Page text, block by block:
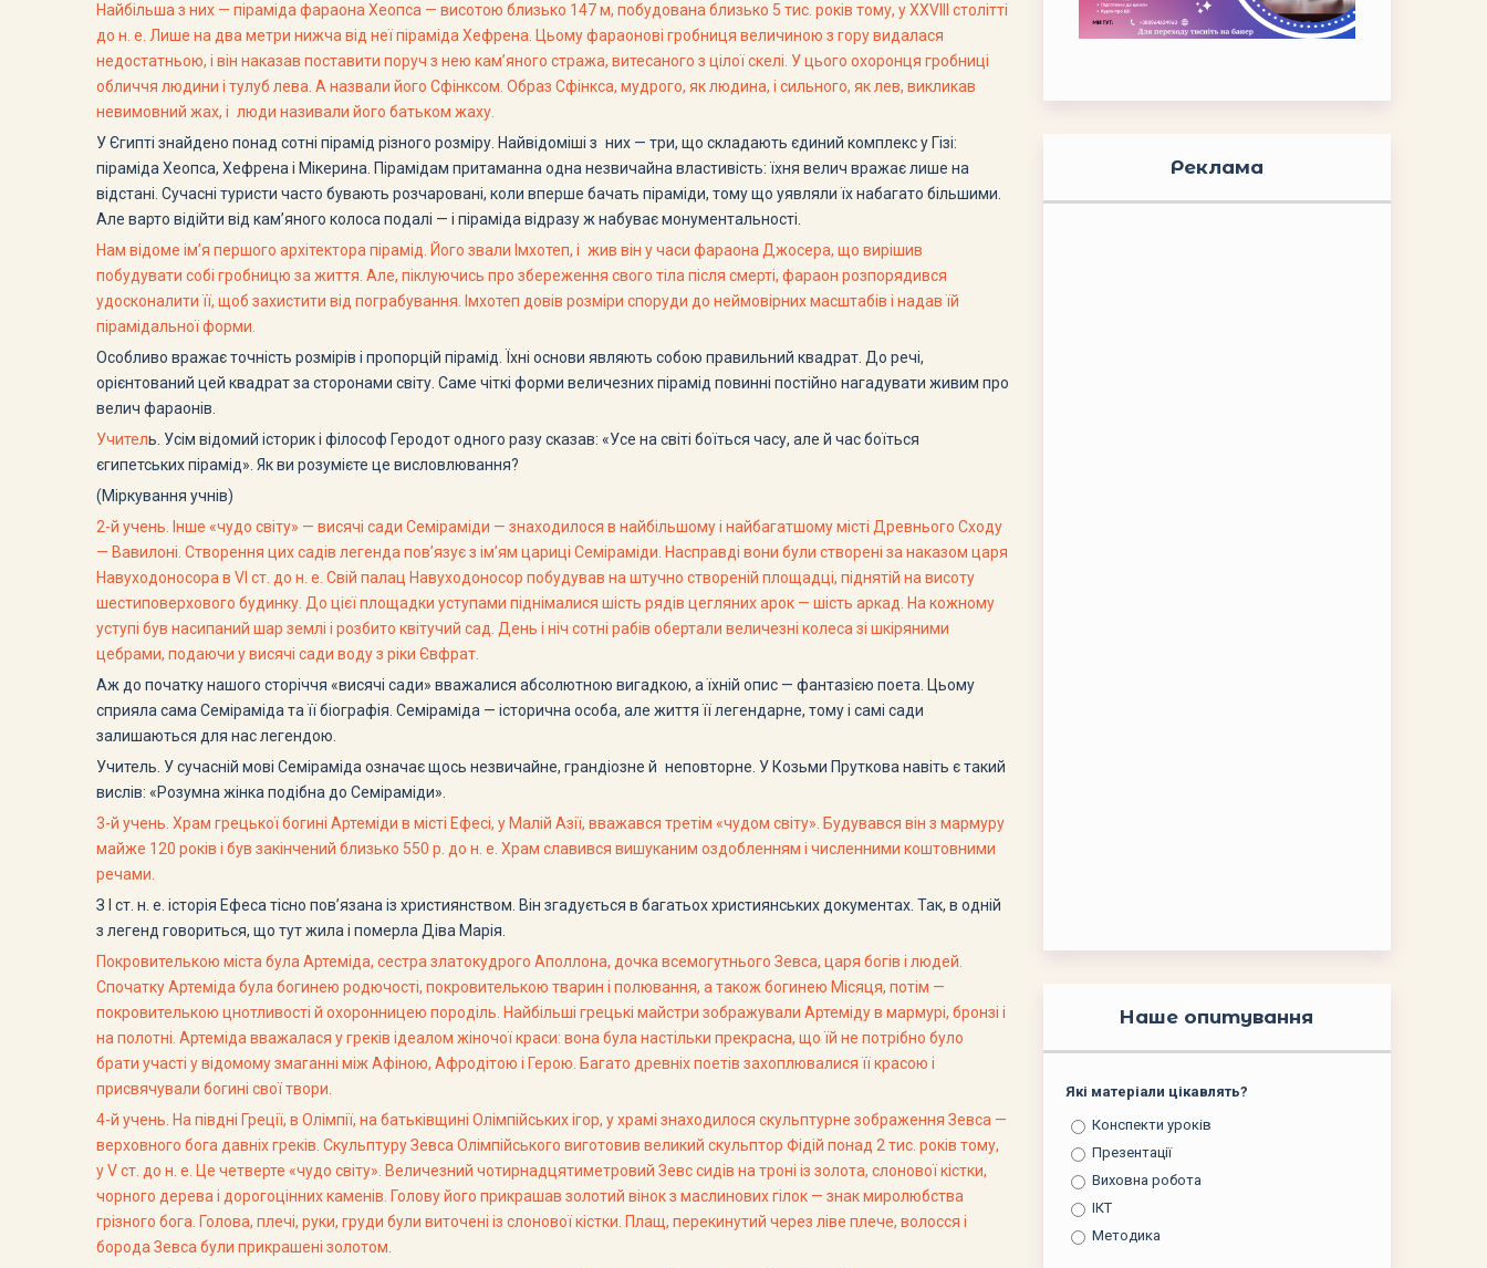
Найбільша з них — піраміда фараона Хеопса — висотою близько 147 м, побудована близько 5 тис. років тому, у ХХVІІІ столітті
до н. е. Лише на два метри нижча від неї піраміда Хефрена. Цьому фараонові гробниця величиною з гору видалася
недостатньою, і він наказав поставити поруч з нею кам’яного стража, витесаного з цілої скелі. У цього охоронця гробниці
обличчя людини і тулуб лева. А назвали його Сфінксом. Образ Сфінкса, мудрого, як людина, і сильного, як лев, викликав
невимовний жах, і люди називали його батьком жаху.
У Єгипті знайдено понад сотні пірамід різного розміру. Найвідоміші з них — три, що складають єдиний комплекс у Гізі:
піраміда Хеопса, Хефрена і Мікерина. Пірамідам притаманна одна незвичайна властивість: їхня велич вражає лише на
відстані. Сучасні туристи часто бувають розчаровані, коли вперше бачать піраміди, тому що уявляли їх набагато більшими.
Але варто відійти від кам’яного колоса подалі — і піраміда відразу ж набуває монументальності.
Нам відоме ім’я першого архітектора пірамід. Його звали Імхотеп, і жив він у часи фараона Джосера, що вирішив
побудувати собі гробницю за життя. Але, піклуючись про збереження свого тіла після смерті, фараон розпорядився
удосконалити її, щоб захистити від пограбування. Імхотеп довів розміри споруди до неймовірних масштабів і надав їй
пірамідальної форми.
Особливо вражає точність розмірів і пропорцій пірамід. Їхні основи являють собою правильний квадрат. До речі,
орієнтований цей квадрат за сторонами світу. Саме чіткі форми величезних пірамід повинні постійно нагадувати живим про
велич фараонів.
Учитель. Усім відомий історик і філософ Геродот одного разу сказав: «Усе на світі боїться часу, але й час боїться
єгипетських пірамід». Як ви розумієте це висловлювання?
(Міркування учнів)
2-й учень. Інше «чудо світу» — висячі сади Семіраміди — знаходилося в найбільшому і найбагатшому місті Древнього Сходу
— Вавилоні. Створення цих садів легенда пов’язує з ім’ям цариці Семіраміди. Насправді вони були створені за наказом царя
Навуходоносора в VІ ст. до н. е. Свій палац Навуходоносор побудував на штучно створеній площадці, піднятій на висоту
шестиповерхового будинку. До цієї площадки уступами піднімалися шість рядів цегляних арок — шість аркад. На кожному
уступі був насипаний шар землі і розбито квітучий сад. День і ніч сотні рабів обертали величезні колеса зі шкіряними
цебрами, подаючи у висячі сади воду з ріки Євфрат.
Аж до початку нашого сторіччя «висячі сади» вважалися абсолютною вигадкою, а їхній опис — фантазією поета. Цьому
сприяла сама Семіраміда та її біографія. Семіраміда — історична особа, але життя її легендарне, тому і самі сади
залишаються для нас легендою.
Учитель. У сучасній мові Семіраміда означає щось незвичайне, грандіозне й неповторне. У Козьми Пруткова навіть є такий
вислів: «Розумна жінка подібна до Семіраміди».
3-й учень. Храм грецької богині Артеміди в місті Ефесі, у Малій Азії, вважався третім «чудом світу». Будувався він з мармуру
майже 120 років і був закінчений близько 550 р. до н. е. Храм славився вишуканим оздобленням і численними коштовними
речами.
З I ст. н. е. історія Ефеса тісно пов’язана із християнством. Він згадується в багатьох християнських документах. Так, в одній
з легенд говориться, що тут жила і померла Діва Марія.
Покровителькою міста була Артеміда, сестра златокудрого Аполлона, дочка всемогутнього Зевса, царя богів і людей.
Спочатку Артеміда була богинею родючості, покровителькою тварин і полювання, а також богинею Місяця, потім —
покровителькою цнотливості й охоронницею породіль. Найбільші грецькі майстри зображували Артеміду в мармурі, бронзі і
на полотні. Артеміда вважалася у греків ідеалом жіночої краси: вона була настільки прекрасна, що їй не потрібно було
брати участі у відомому змаганні між Афіною, Афродітою і Герою. Багато древніх поетів захоплювалися її красою і
присвячували богині свої твори.
4-й учень. На півдні Греції, в Олімпії, на батьківщині Олімпійських ігор, у храмі знаходилося скульптурне зображення Зевса —
верховного бога давніх греків. Скульптуру Зевса Олімпійського виготовив великий скульптор Фідій понад 2 тис. років тому,
у V ст. до н. е. Це четверте «чудо світу». Величезний чотирнадцятиметровий Зевс сидів на троні із золота, слонової кістки,
чорного дерева і дорогоцінних каменів. Голову його прикрашав золотий вінок з маслинових гілок — знак миролюбства
грізного бога. Голова, плечі, руки, груди були виточені із слонової кістки. Плащ, перекинутий через ліве плече, волосся і
борода Зевса були прикрашені золотом.
Реклама
Наше опитування
Які матеріали цікавлять?
Конспекти уроків
Презентації
Виховна робота
ІКТ
Методика